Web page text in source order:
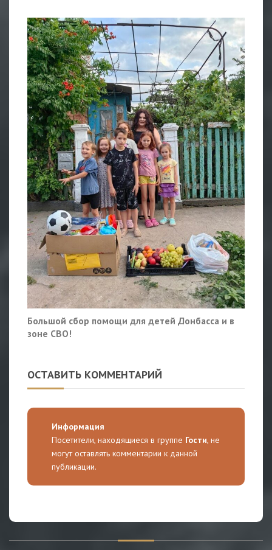
Большой сбор помощи для детей Донбасса и в
зоне СВО!
ОСТАВИТЬ КОММЕНТАРИЙ
Информация
Посетители, находящиеся в группе Гости, не
могут оставлять комментарии к данной
публикации.